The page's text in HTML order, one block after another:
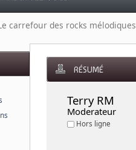
carrefour des rocks mélodiques
RÉSUMÉ
Terry RM
Moderateur
Hors ligne